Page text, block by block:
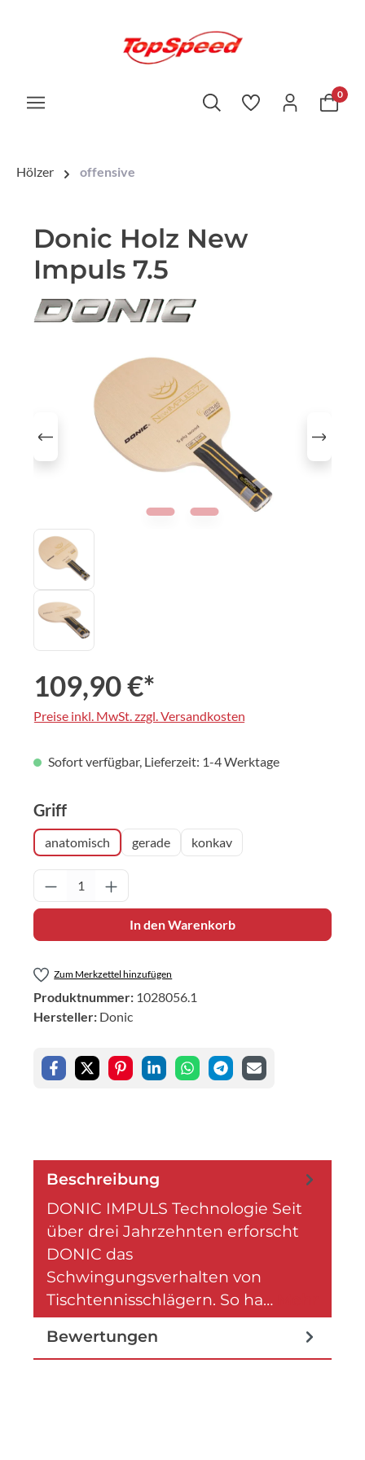
0
Hölzer offensive
Donic Holz New
Impuls 7.5
Bildergalerie überspringen
109,90 €*
Preise inkl. MwSt. zzgl. Versandkosten
Sofort verfügbar, Lieferzeit: 1-4 Werktage
Griffauswählen
anatomisch gerade konkav
Produkt Anzahl: Gib den gewünschten
In den Warenkorb
Zum Merkzettel hinzufügen
Produktnummer: 1028056.1
Hersteller: Donic
Beschreibung
DONIC IMPULS Technologie Seit
über drei Jahrzehnten erforscht
DONIC das
Schwingungsverhalten von
Tischtennisschlägern. So ha…
Bewertungen